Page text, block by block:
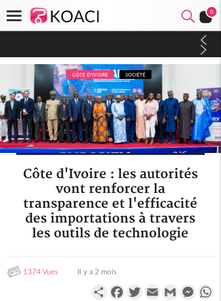
0
dépigmentants dangereux
CÔTE D'IVOIRE SOCIÉTÉ
Côte d'Ivoire : les autorités
vont renforcer la
transparence et l'efficacité
des importations à travers
les outils de technologie
1374 Vues Il y a 2 mois
PartagerFacebookTwitterEmail Gmail